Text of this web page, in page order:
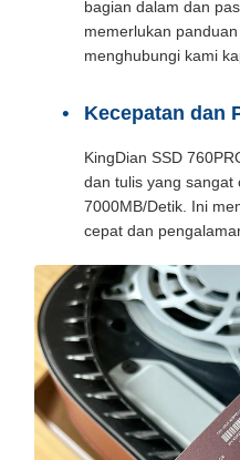
bagian dalam dan
memerlukan
menghubungi kami
Kecepatan dan
KingDian SSD
dan tulis yang sangat
7000MB/Detik. Ini
cepat dan